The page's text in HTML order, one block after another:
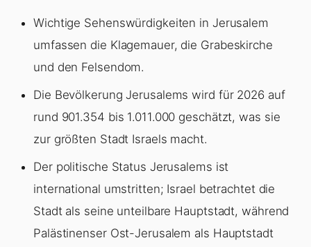
Wichtige Sehenswürdigkeiten in Jerusalem
umfassen die Klagemauer, die Grabeskirche
und den Felsendom.
Die Bevölkerung Jerusalems wird für 2026 auf
rund 901.354 bis 1.011.000 geschätzt, was sie
zur größten Stadt Israels macht.
Der politische Status Jerusalems ist
international umstritten; Israel betrachtet die
Stadt als seine unteilbare Hauptstadt, während
Palästinenser Ost-Jerusalem als Hauptstadt